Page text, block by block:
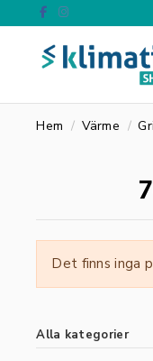
Hem Värme
Det finns inga
Alla kategorier